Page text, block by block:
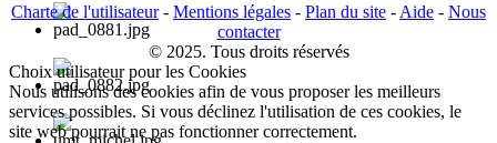
Charte de l'utilisateur- Mentions légales - Plan du site - Aide - Nous
contacter
© 2025. Tous droits réservés
Choix utilisateur pour les Cookies
Nous utilisons des cookies afin de vous proposer les meilleurs
services possibles. Si vous déclinez l'utilisation de ces cookies, le
site web pourrait ne pas fonctionner correctement.